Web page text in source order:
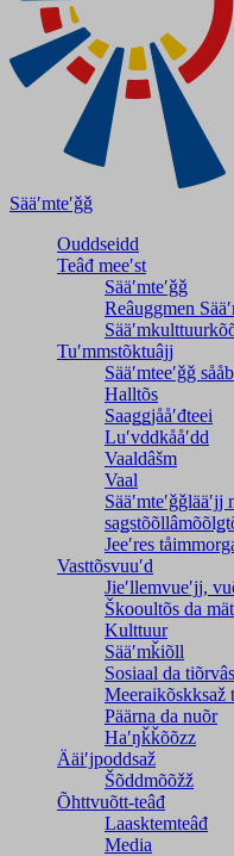
Sääʹmteʹǧǧ
Ouddseidd
Teâđ meeʹst
Sääʹmteʹǧǧ
Reâuggmen
Tuʹmmstõktuâjj
Sääʹmteeʹǧǧ
Halltõs
Saaǥǥjååʹđteei
Luʹvddkååʹdd
Vaaldâšm
Vaal
Jeeʹres
Vasttõsvuuʹd
Jieʹllemvueʹjj,
Škooultõs da
Kulttuur
Sääʹmǩiõll
Sosiaal da
Meeraikõskksaž
Päärna da nuõr
Haʹŋǩǩõõzz
Ääiʹjpoddsaž
Šõddmõõžž
Õhttvuõtt-teâđ
Laasktemteâđ
Media